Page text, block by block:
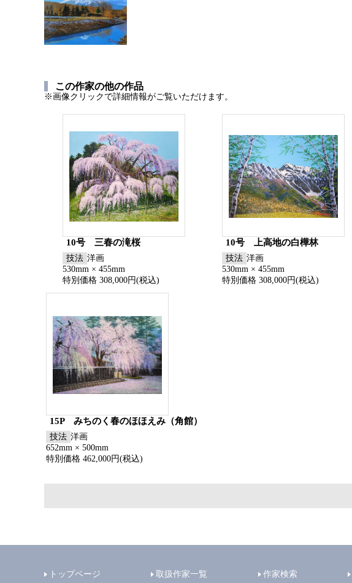
この作家の他の作品
※画像クリックで詳細情報がご覧いただけます。
10号 三春の滝桜
技法 洋画
530mm × 455mm
特別価格 308,000円(税込)
10号 上高地の白樺林
技法 洋画
530mm × 455mm
特別価格 308,000円(税込)
15P みちのく春のほほえみ（角館）
技法 洋画
652mm × 500mm
特別価格 462,000円(税込)
トップページ 取扱作家一覧 作家検索